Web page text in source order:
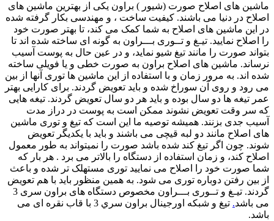
ماشین های اصلاح صورت (شیور ) براون یکی از بهترین ماشین های
اصلاح در دنیا می باشند. کیفیت ساخت ، و مهندسی بکار گرفته شده
در این ماشین های اصلاح به شما کمک می کند، تا بهتر صورت خود
را اصلاح نمایید. تیـغ و تــوری بـــراون به گونه ای ساخته شده اند تا
بتواند صورت را مانند تیغ شیو نماید، و در عین حال به پوست آسیب
نرساند. ماشین های اصلاح براون به صورت خطی و یا فویلی ساخته
شده اند. به مرور زمان و با استفاده از این ماشین ها توری آنها از بین
می رود و روی آن سوراخ شده و باید تعویض گردند. برای کارایی بهتر
عمر تیغه ها دو سال بوده و باید هر دو سال تعویض گردند. تیغه هایی
که سر وقت تعویض نشوند ممکن است به پوست در دراز مدت
آسیب جدی بزنند. همیشه توصیه ما این است که تیغ و توری ماشین
های اصلاح مانند دو لبه قیچی می باشند و باید با یکدیگر تعویض
شوند. چون اگر تیغ کند شده باشد صورت را نمیتواند به طور معمول
اصلاح کند، و زمان استفاده از دستگاه را بالاتر می برد . هر بار که
شما صورت خود را اصلاح می نمایید توری مستهلک تر شده و باعث
از بین رفتن دوباره توری می شود. به همین منظور باید با هم تعویض
گردند. تیـغ و تــوری بـــراون مخصوص دستگاه های براون سری 3
می باشد.
تيغ و شبكه اورجينال براون سري 3 با قاب نقره ای می
باشد.